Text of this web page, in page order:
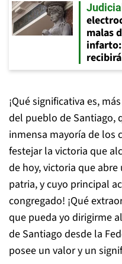
Judicial
malas
¡Qué significativa es,
del pueblo de Santiago,
inmensa mayoría de los
festejar la victoria que
de hoy, victoria que
patria, y cuyo principal
congregado! ¡Qué
que pueda yo dirigirme
de Santiago desde la
posee un valor y un